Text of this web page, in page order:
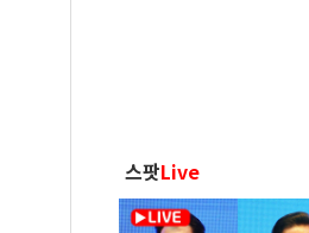
스팟Live